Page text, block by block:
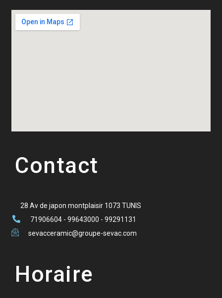
Contact
28 Av de japon montplaisir 1073 TUNIS
71906604 - 99643000 - 99291131
sevacceramic@groupe-sevac.com
Horaire